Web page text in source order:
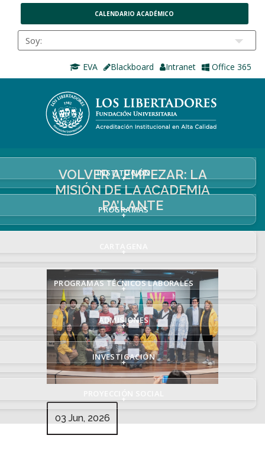
CALENDARIO ACADÉMICO
EVA Blackboard Intranet Office 365
INSTITUCIÓN
+
PROGRAMAS
+
+
PROGRAMAS TÉCNICOS LABORALES
+
ADMISIONES
+
INVESTIGACIÓN
+
+
VOLVER A EMPEZAR: LA
MISIÓN DE LA ACADEMIA
PA’LANTE
03 Jun, 2026